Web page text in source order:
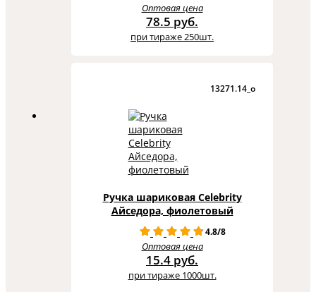
Оптовая цена
78.5 руб.
при тираже 250шт.
13271.14_o
Ручка шариковая Celebrity
Айседора, фиолетовый
4.8/8
Оптовая цена
15.4 руб.
при тираже 1000шт.